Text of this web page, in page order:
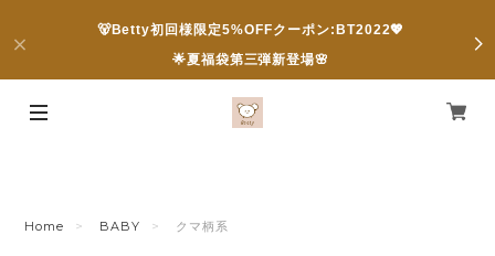
🐻Betty初回様限定5%OFFクーポン:BT2022💖
🌟夏福袋第三弾新登場🌸
Home BABY クマ柄系